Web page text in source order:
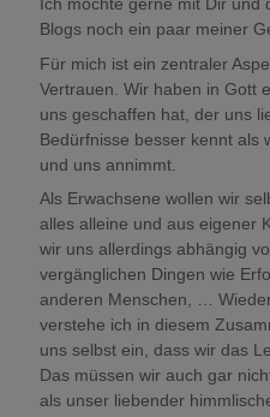
Ich möchte gerne mit Dir und
Blogs noch ein paar meiner
Für mich ist ein zentraler
Vertrauen. Wir haben in Gott
uns geschaffen hat, der uns
Bedürfnisse besser kennt als
und uns annimmt.
Als Erwachsene wollen wir
alles alleine und aus eigener
wir uns allerdings abhängig
vergänglichen Dingen wie
anderen Menschen, …
verstehe ich in diesem
uns selbst ein, dass wir das
Das müssen wir auch gar
als unser liebender